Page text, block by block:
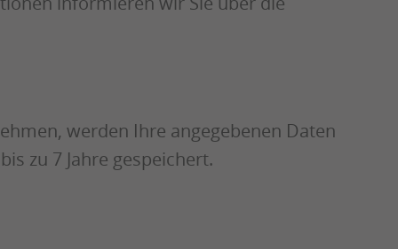
werden Ihre angegebenen Daten
zu 7 Jahre gespeichert.